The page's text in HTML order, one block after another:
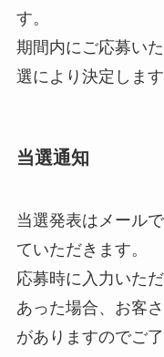
す。
期間内にご応募い
選により決定します
当選通知
当選発表はメール
ていただきます。
応募時に入力いた
あった場合、お客
がありますのでご了